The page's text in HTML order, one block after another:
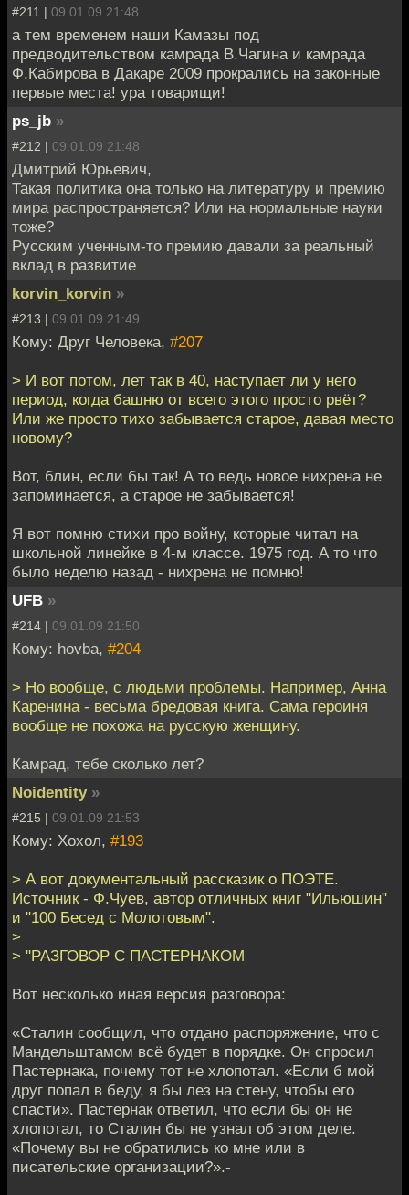
#211 | 09.01.09 21:48
а тем временем наши Камазы под
предводительством камрада В.Чагина и камрада
Ф.Кабирова в Дакаре 2009 прокрались на законные
первые места! ура товарищи!
ps_jb »
#212 | 09.01.09 21:48
Дмитрий Юрьевич,
Такая политика она только на литературу и премию
мира распространяется? Или на нормальные науки
тоже?
Русским ученным-то премию давали за реальный
вклад в развитие
korvin_korvin »
#213 | 09.01.09 21:49
Кому: Друг Человека, #207
> И вот потом, лет так в 40, наступает ли у него
период, когда башню от всего этого просто рвёт?
Или же просто тихо забывается старое, давая место
новому?
Вот, блин, если бы так! А то ведь новое нихрена не
запоминается, а старое не забывается!
Я вот помню стихи про войну, которые читал на
школьной линейке в 4-м классе. 1975 год. А то что
было неделю назад - нихрена не помню!
UFB »
#214 | 09.01.09 21:50
Кому: hovba, #204
> Но вообще, с людьми проблемы. Например, Анна
Каренина - весьма бредовая книга. Сама героиня
вообще не похожа на русскую женщину.
Камрад, тебе сколько лет?
Noidentity »
#215 | 09.01.09 21:53
Кому: Хохол, #193
> А вот документальный рассказик о ПОЭТЕ.
Источник - Ф.Чуев, автор отличных книг "Ильюшин"
и "100 Бесед с Молотовым".
>
> "РАЗГОВОР С ПАСТЕРНАКОМ
Вот несколько иная версия разговора:
«Сталин сообщил, что отдано распоряжение, что с
Мандельштамом всё будет в порядке. Он спросил
Пастернака, почему тот не хлопотал. «Если б мой
друг попал в беду, я бы лез на стену, чтобы его
спасти». Пастернак ответил, что если бы он не
хлопотал, то Сталин бы не узнал об этом деле.
«Почему вы не обратились ко мне или в
писательские организации?».-